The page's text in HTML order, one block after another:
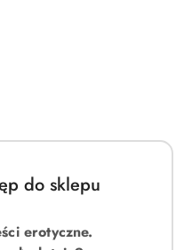
do sklepu
erotyczne.